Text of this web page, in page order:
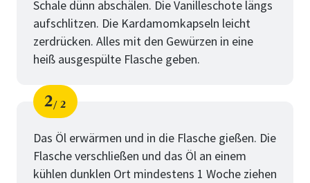
Schale dünn abschälen. Die Vanilleschote längs
aufschlitzen. Die Kardamomkapseln leicht
zerdrücken. Alles mit den Gewürzen in eine
heiß ausgespülte Flasche geben.
Schritt
2
von
2
Das Öl erwärmen und in die Flasche gießen. Die
Flasche verschließen und das Öl an einem
kühlen dunklen Ort mindestens 1 Woche ziehen